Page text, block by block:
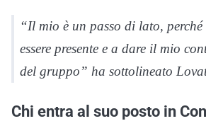
“Il mio è un passo di lato,
essere presente e a dare il mio
del gruppo” ha sottolineato
Chi entra al suo posto in